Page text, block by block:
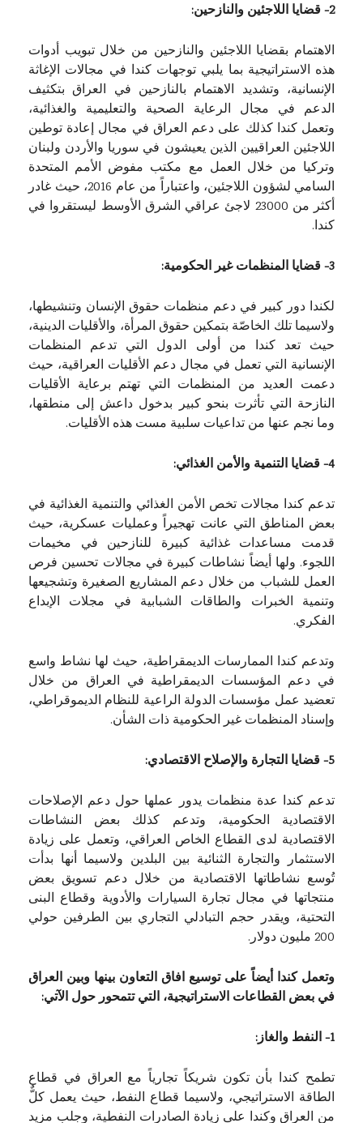
2- قضايا اللاجئين والنازحين:
الاهتمام بقضايا اللاجئين والنازحين من خلال تبويب أدوات
هذه الاستراتيجية بما يلبي توجهات كندا في مجالات الإغاثة
الإنسانية، وتشديد الاهتمام بالنازحين في العراق بتكثيف
الدعم في مجال الرعاية الصحية والتعليمية والغذائية،
وتعمل كندا كذلك على دعم العراق في مجال إعادة توطين
اللاجئين العراقيين الذين يعيشون في سوريا والأردن ولبنان
وتركيا من خلال العمل مع مكتب مفوض الأمم المتحدة
السامي لشؤون اللاجئين، واعتباراً من عام 2016، حيث غادر
أكثر من 23000 لاجئ عراقي الشرق الأوسط ليستقروا في
كندا.
3- قضايا المنظمات غير الحكومية:
لكندا دور كبير في دعم منظمات حقوق الإنسان وتنشيطها،
ولاسيما تلك الخاصّة بتمكين حقوق المرأة، والأقليات الدينية،
حيث تعد كندا من أولى الدول التي تدعم المنظمات
الإنسانية التي تعمل في مجال دعم الأقليات العراقية، حيث
دعمت العديد من المنظمات التي تهتم برعاية الأقليات
النازحة التي تأثرت بنحو كبير بدخول داعش إلى منطقها،
وما نجم عنها من تداعيات سلبية مست هذه الأقليات.
4- قضايا التنمية والأمن الغذائي:
تدعم كندا مجالات تخص الأمن الغذائي والتنمية الغذائية في
بعض المناطق التي عانت تهجيراً وعمليات عسكرية، حيث
قدمت مساعدات غذائية كبيرة للنازحين في مخيمات
اللجوء. ولها أيضاً نشاطات كبيرة في مجالات تحسين فرص
العمل للشباب من خلال دعم المشاريع الصغيرة وتشجيعها
وتنمية الخبرات والطاقات الشبابية في مجلات الإبداع
الفكري.
وتدعم كندا الممارسات الديمقراطية، حيث لها نشاط واسع
في دعم المؤسسات الديمقراطية في العراق من خلال
تعضيد عمل مؤسسات الدولة الراعية للنظام الديموقراطي،
وإسناد المنظمات غير الحكومية ذات الشأن.
5- قضايا التجارة والإصلاح الاقتصادي:
تدعم كندا عدة منظمات يدور عملها حول دعم الإصلاحات
الاقتصادية الحكومية، وتدعم كذلك بعض النشاطات
الاقتصادية لدى القطاع الخاص العراقي، وتعمل على زيادة
الاستثمار والتجارة الثنائية بين البلدين ولاسيما أنها بدأت
تُوسع نشاطاتها الاقتصادية من خلال دعم تسويق بعض
منتجاتها في مجال تجارة السيارات والأدوية وقطاع البنى
التحتية، ويقدر حجم التبادلي التجاري بين الطرفين حولي
200 مليون دولار.
وتعمل كندا أيضاً على توسيع افاق التعاون بينها وبين العراق
في بعض القطاعات الاستراتيجية، التي تتمحور حول الآتي:
1- النفط والغاز:
تطمح كندا بأن تكون شريكاً تجارياً مع العراق في قطاع
الطاقة الاستراتيجي، ولاسيما قطاع النفط، حيث يعمل كلٌّ
من العراق وكندا على زيادة الصادرات النفطية، وجلب مزيد